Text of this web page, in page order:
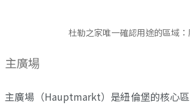
杜勒之家唯一確認用途的區域
主廣場
主廣場（Hauptmarkt）是紐倫堡的核心